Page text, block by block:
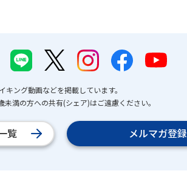
ング動画などを掲載しています。
満の方への共有(シェア)はご遠慮ください。
覧 メルマガ登録